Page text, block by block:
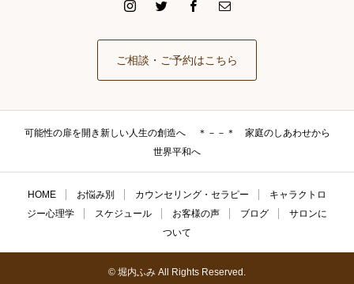
ご相談・ご予約はこちら
可能性の扉を開き新しい人生の創造へ ＊－－＊ 家庭のしあわせから
世界平和へ
HOME お悩み別 カウンセリング・セラピー
キャラクトロ
ジー心理学
スケジュール お客様の声 ブログ
サロンに
ついて
© 堀内ふみ All Rights Reserved.